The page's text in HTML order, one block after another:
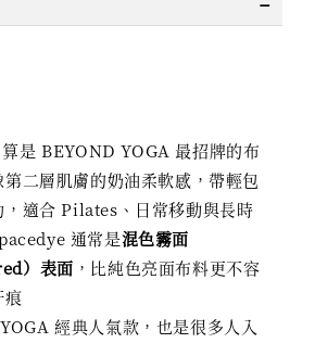
是 BEYOND YOGA 最招牌的布
二層肌膚的奶油柔軟感，帶輕包
，適合 Pilates、日常移動與長時
通常是混色霧面
）表面 ，比純色亮面布料更不容
痕
經典人氣款，也是很多人入